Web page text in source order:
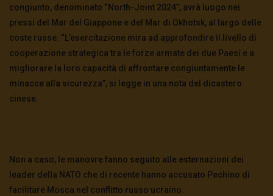
congiunto, denominato “North-Joint 2024”, avrà luogo nei
pressi del Mar del Giappone e del Mar di Okhotsk, al largo delle
coste russe. “L’esercitazione mira ad approfondire il livello di
cooperazione strategica tra le forze armate dei due Paesi e a
migliorare la loro capacità di affrontare congiuntamente le
minacce alla sicurezza”, si legge in una nota del dicastero
cinese.
Non a caso, le manovre fanno seguito alle esternazioni dei
leader della NATO che di recente hanno accusato Pechino di
facilitare Mosca nel conflitto russo ucraino.